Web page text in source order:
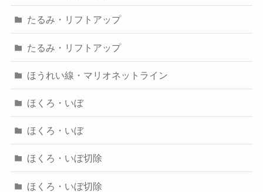
たるみ・リフトアップ
たるみ・リフトアップ
ほうれい線・マリオネットライン
ほくろ・いぼ
ほくろ・いぼ
ほくろ・いぼ切除
ほくろ・いぼ切除